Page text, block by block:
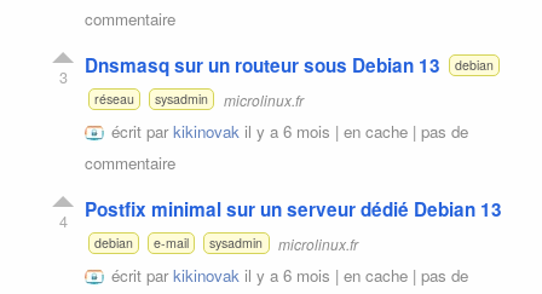
commentaire
3 Dnsmasq sur un routeur sous Debian 13
debian
réseau
sysadmin microlinux.fr
écrit parkikinovak il y a 6 mois | en cache | pas de
commentaire
4 Postfix minimal sur un serveur dédié Debian 13
debian e-mail sysadmin microlinux.fr
écrit parkikinovak il y a 6 mois | en cache | pas de